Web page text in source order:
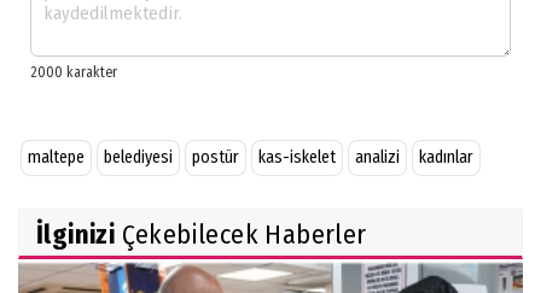
maltepe belediyesi postür kas-iskelet analizi kadınlar
İlginizi Çekebilecek Haberler